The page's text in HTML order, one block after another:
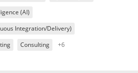
(AI)
Integration/Delivery)
Consulting +6